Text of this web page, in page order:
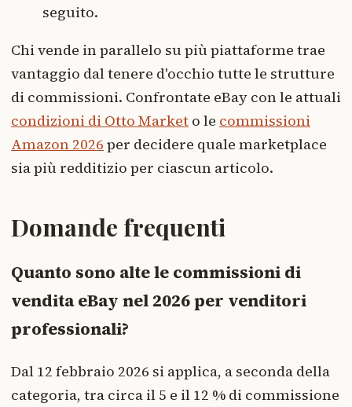
seguito.
Chi vende in parallelo su più piattaforme trae
vantaggio dal tenere d'occhio tutte le strutture
di commissioni. Confrontate eBay con le attuali
condizioni di Otto Market o le commissioni
Amazon 2026 per decidere quale marketplace
sia più redditizio per ciascun articolo.
Domande frequenti
Quanto sono alte le commissioni di
vendita eBay nel 2026 per venditori
professionali?
Dal 12 febbraio 2026 si applica, a seconda della
categoria, tra circa il 5 e il 12 % di commissione